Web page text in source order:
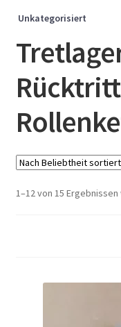
Unkategorisiert
1–12 von 15